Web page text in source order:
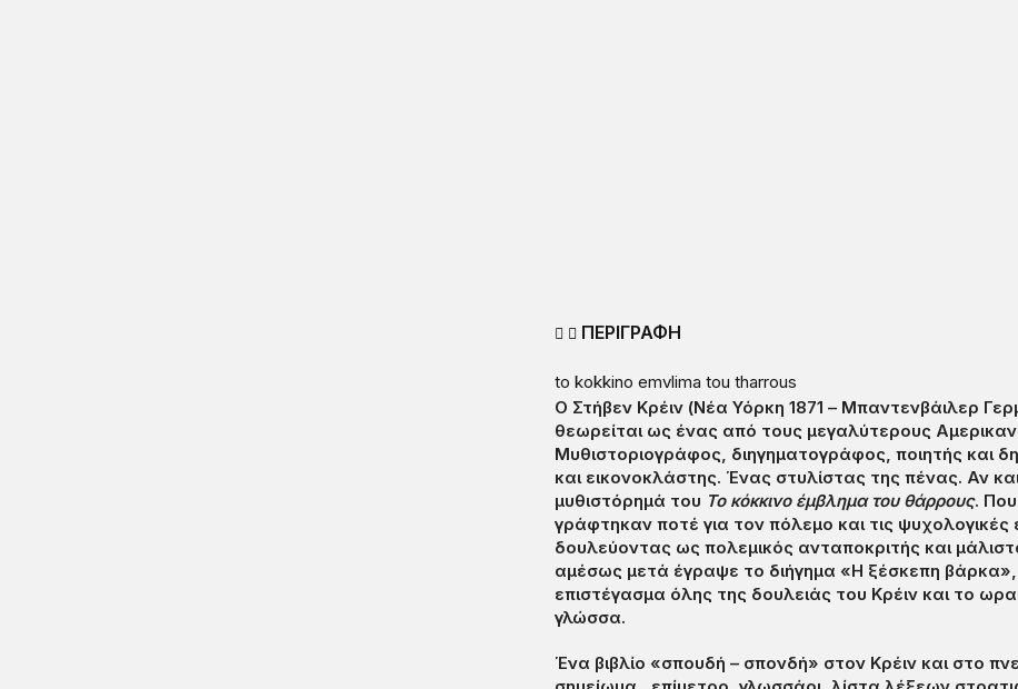
ΠΕΡΙΓΡΑΦΗ
to kokkino emvlima tou tharrous
Ο Στήβεν Κρέιν (Νέα Υόρκη 1871 – Μπαντενβάιλερ
θεωρείται ως ένας από τους μεγαλύτερους
Μυθιστοριογράφος, διηγηματογράφος, ποιητής και
και εικονοκλάστης. Ένας στυλίστας της πένας. Αν
μυθιστόρημά του Το κόκκινο έμβλημα του θάρρους.
γράφτηκαν ποτέ για τον πόλεμο και τις
δουλεύοντας ως πολεμικός ανταποκριτής και
αμέσως μετά έγραψε το διήγημα «Η ξέσκεπη
επιστέγασμα όλης της δουλειάς του Κρέιν και το
γλώσσα.
Ένα βιβλίο «σπουδή – σπονδή» στον Κρέιν και στο